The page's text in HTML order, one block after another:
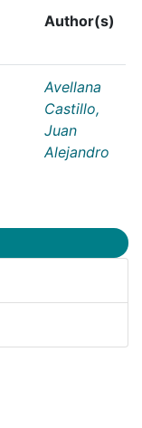
Author(s)
Avellana
Castillo,
Juan
Alejandro